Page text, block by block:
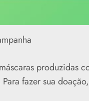
produzidas
Para fazer sua